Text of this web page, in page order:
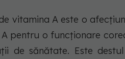
vitamina A este o
pentru o funcționare
de sănătate. Este